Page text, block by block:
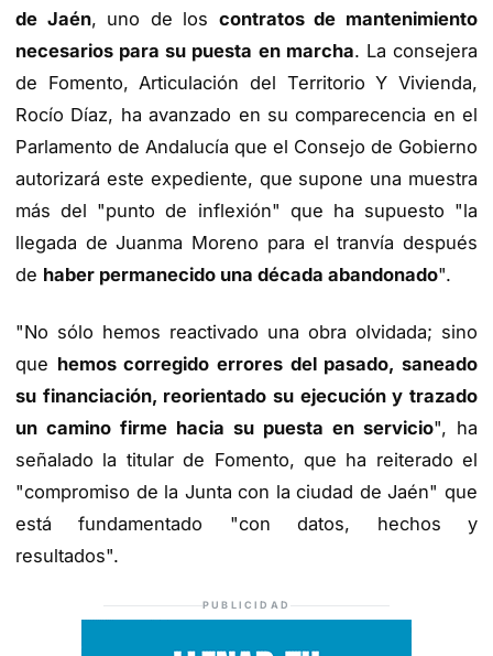
de Jaén, uno de los contratos de mantenimiento
necesarios para su puesta en marcha. La consejera
de Fomento, Articulación del Territorio Y Vivienda,
Rocío Díaz, ha avanzado en su comparecencia en el
Parlamento de Andalucía que el Consejo de Gobierno
autorizará este expediente, que supone una muestra
más del "punto de inflexión" que ha supuesto "la
llegada de Juanma Moreno para el tranvía después
de haber permanecido una década abandonado".
"No sólo hemos reactivado una obra olvidada; sino
que hemos corregido errores del pasado, saneado
su financiación, reorientado su ejecución y trazado
un camino firme hacia su puesta en servicio", ha
señalado la titular de Fomento, que ha reiterado el
"compromiso de la Junta con la ciudad de Jaén" que
está fundamentado "con datos, hechos y
resultados".
PUBLICIDAD